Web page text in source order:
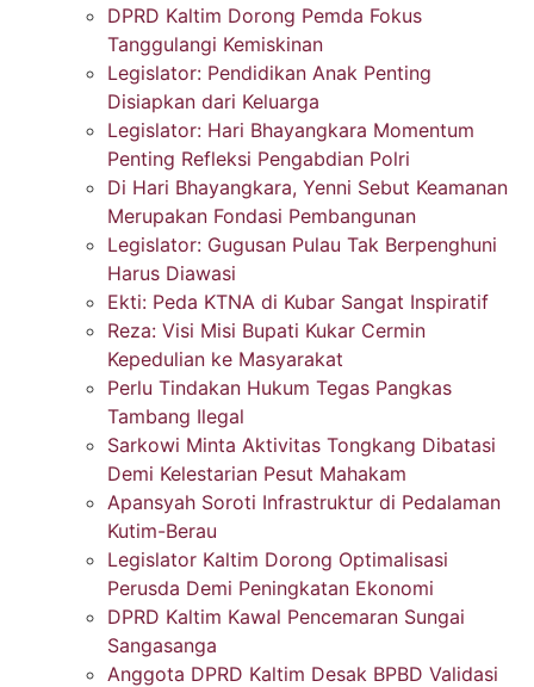
DPRD Kaltim Dorong Pemda Fokus
Tanggulangi Kemiskinan
Legislator: Pendidikan Anak Penting
Disiapkan dari Keluarga
Legislator: Hari Bhayangkara Momentum
Penting Refleksi Pengabdian Polri
Di Hari Bhayangkara, Yenni Sebut Keamanan
Merupakan Fondasi Pembangunan
Legislator: Gugusan Pulau Tak Berpenghuni
Harus Diawasi
Ekti: Peda KTNA di Kubar Sangat Inspiratif
Reza: Visi Misi Bupati Kukar Cermin
Kepedulian ke Masyarakat
Perlu Tindakan Hukum Tegas Pangkas
Tambang Ilegal
Sarkowi Minta Aktivitas Tongkang Dibatasi
Demi Kelestarian Pesut Mahakam
Apansyah Soroti Infrastruktur di Pedalaman
Kutim-Berau
Legislator Kaltim Dorong Optimalisasi
Perusda Demi Peningkatan Ekonomi
DPRD Kaltim Kawal Pencemaran Sungai
Sangasanga
Anggota DPRD Kaltim Desak BPBD Validasi